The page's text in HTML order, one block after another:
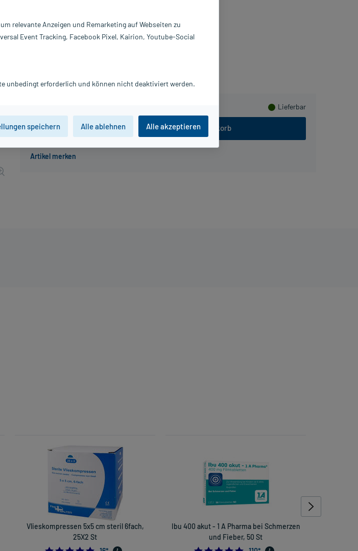
inkl. MwSt. zzgl. Versandkosten
Lieferbar
In den Warenkorb
PZN:
11347971
Hersteller:
Sunstar Deutschland GmbH
Vlieskompressen 5x5 cm steril 6fach,
25X2 St
Ibu 400 akut - 1 A Pharma bei Schmerzen
und Fieber, 50 St
relevante Anzeigen und Remarketing auf Webseiten zu
Event Tracking, Facebook Pixel, Kairion, Youtube-Social
unbedingt erforderlich und können nicht deaktiviert werden.
speichern Alle ablehnen Alle akzeptieren